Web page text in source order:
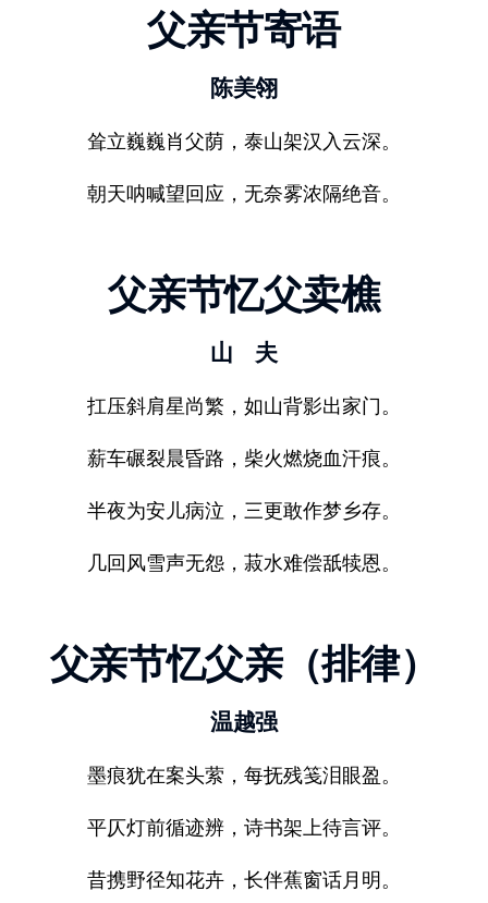
父亲节寄语
陈美翎
耸立巍巍肖父荫，泰山架汉入云深。
朝天呐喊望回应，无奈雾浓隔绝音。
父亲节忆父卖樵
山 夫
扛压斜肩星尚繁，如山背影出家门。
薪车碾裂晨昏路，柴火燃烧血汗痕。
半夜为安儿病泣，三更敢作梦乡存。
几回风雪声无怨，菽水难偿舐犊恩。
父亲节忆父亲（排律）
温越强
墨痕犹在案头萦，每抚残笺泪眼盈。
平仄灯前循迹辨，诗书架上待言评。
昔携野径知花卉，长伴蕉窗话月明。